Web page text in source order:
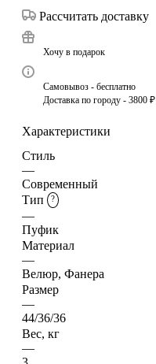
Рассчитать доставку
Хочу в подарок
Самовывоз - бесплатно
Доставка по городу - 3800 ₽
Характеристики
Стиль
—
Современный
Тип
?
—
Пуфик
Материал
—
Велюр, Фанера
Размер
—
44/36/36
Вес, кг
—